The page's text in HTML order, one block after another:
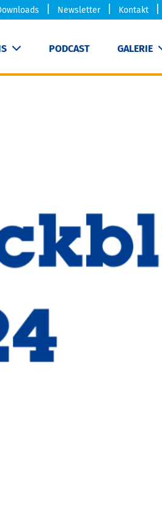
Newsletter Kontakt
PODCAST GALERIE